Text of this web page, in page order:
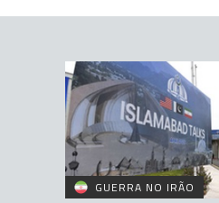
GUERRA NO IRÃO